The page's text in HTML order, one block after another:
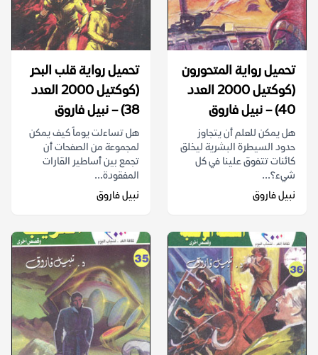
تحميل رواية المتحورون
(كوكتيل 2000 العدد
40) – نبيل فاروق
هل يمكن للعلم أن يتجاوز
حدود السيطرة البشرية ليخلق
كائنات تتفوق علينا في كل
شيء؟...
نبيل فاروق
تحميل رواية قلب البحر
(كوكتيل 2000 العدد
38) – نبيل فاروق
هل تساءلت يوماً كيف يمكن
لمجموعة من الصفحات أن
تجمع بين أساطير القارات
المفقودة...
نبيل فاروق